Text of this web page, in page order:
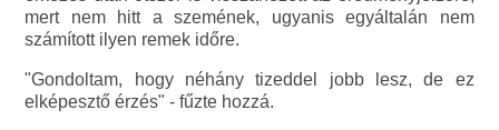
mert nem hitt a szemének, ugyanis egyáltalán nem
számított ilyen remek időre.
"Gondoltam, hogy néhány tizeddel jobb lesz, de ez
elképesztő érzés" - fűzte hozzá.